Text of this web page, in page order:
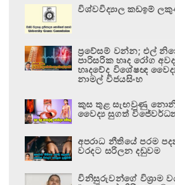
විශ්වවිද්‍යාල කඩඉම්
ප්‍රවේසම් වන්න; එල්
පාරිසරික හෘද රෝග
හෘදවේද විශේෂඥ
නාමල් විජයසිංහ
කුස තුළ සැඟවුණු
වෛද්‍ය සුගත්
අපරාධ නීතියේ පරම
වරදට සරිලන දඬුවම
විනිසුරුවන්ගේ විශ්‍රාම